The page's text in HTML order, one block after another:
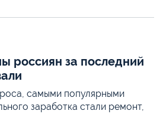
россиян за последний
самыми популярными
заработка стали ремонт,